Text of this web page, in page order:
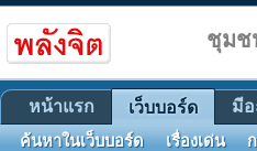
ชุมช
หน้าแรก เว็บบอร์ด
ค้นหาในเว็บบอร์ด เรื่องเด่น
มีอ